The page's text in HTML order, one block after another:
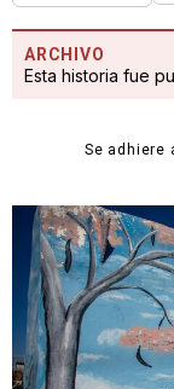
ARCHIVO
Esta historia fue
Se adhiere